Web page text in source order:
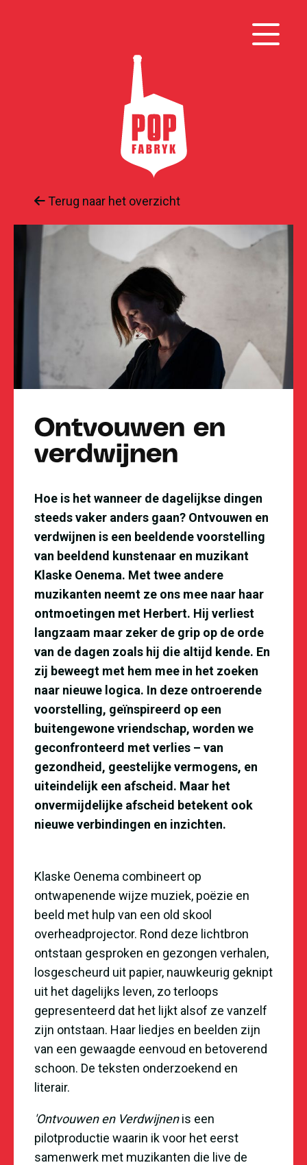
Terug naar het overzicht
Ontvouwen en
verdwijnen
Hoe is het wanneer de dagelijkse dingen
steeds vaker anders gaan? Ontvouwen en
verdwijnen is een beeldende voorstelling
van beeldend kunstenaar en muzikant
Klaske Oenema. Met twee andere
muzikanten neemt ze ons mee naar haar
ontmoetingen met Herbert. Hij verliest
langzaam maar zeker de grip op de orde
van de dagen zoals hij die altijd kende. En
zij beweegt met hem mee in het zoeken
naar nieuwe logica. In deze ontroerende
voorstelling, geïnspireerd op een
buitengewone vriendschap, worden we
geconfronteerd met verlies – van
gezondheid, geestelijke vermogens, en
uiteindelijk een afscheid. Maar het
onvermijdelijke afscheid betekent ook
nieuwe verbindingen en inzichten.
Klaske Oenema combineert op
ontwapenende wijze muziek, poëzie en
beeld met hulp van een old skool
overheadprojector. Rond deze lichtbron
ontstaan gesproken en gezongen verhalen,
losgescheurd uit papier, nauwkeurig geknipt
uit het dagelijks leven, zo terloops
gepresenteerd dat het lijkt alsof ze vanzelf
zijn ontstaan. Haar liedjes en beelden zijn
van een gewaagde eenvoud en betoverend
schoon. De teksten onderzoekend en
literair.
'Ontvouwen en Verdwijnenis een
pilotproductie waarin ik voor het eerst
samenwerk met muzikanten die live de